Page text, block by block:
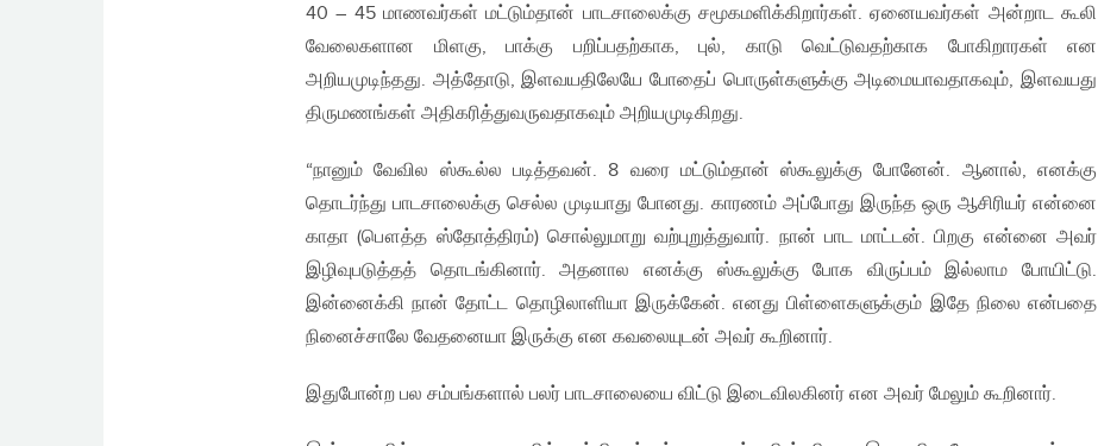
40 – 45 மாணவர்கள் மட்டும்தான் பாடசாலைக்கு சமூகமளிக்கிறார்கள். ஏனையவர்கள் அன்றாட கூலி
வேலைகளான மிளகு, பாக்கு பறிப்பதற்காக, புல், காடு வெட்டுவதற்காக போகிறாரகள் என
அறியமுடிந்தது. அத்தோடு, இளவயதிலேயே போதைப் பொருள்களுக்கு அடிமையாவதாகவும், இளவயது
திருமணங்கள் அதிகரித்துவருவதாகவும் அறியமுடிகிறது.
“நானும் வேவில ஸ்கூல்ல படித்தவன். 8 வரை மட்டும்தான் ஸ்கூலுக்கு போனேன். ஆனால், எனக்கு
தொடர்ந்து பாடசாலைக்கு செல்ல முடியாது போனது. காரணம் அப்போது இருந்த ஒரு ஆசிரியர் என்னை
காதா (பௌத்த ஸ்தோத்திரம்) சொல்லுமாறு வற்புறுத்துவார். நான் பாட மாட்டன். பிறகு என்னை அவர்
இழிவுபடுத்தத் தொடங்கினார். அதனால எனக்கு ஸ்கூலுக்கு போக விருப்பம் இல்லாம போயிட்டு.
இன்னைக்கி நான் தோட்ட தொழிலாளியா இருக்கேன். எனது பிள்ளைகளுக்கும் இதே நிலை என்பதை
நினைச்சாலே வேதனையா இருக்கு என கவலையுடன் அவர் கூறினார்.
இதுபோன்ற பல சம்பங்களால் பலர் பாடசாலையை விட்டு இடைவிலகினர் என அவர் மேலும் கூறினார்.